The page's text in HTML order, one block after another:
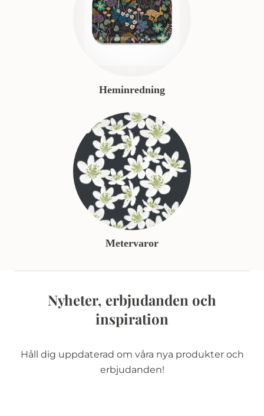
Heminredning
Metervaror
Nyheter, erbjudanden och
inspiration
Håll dig uppdaterad om våra nya produkter och
erbjudanden!